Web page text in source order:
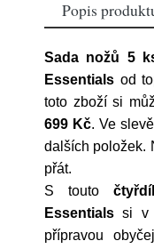
Popis
Sada nožů 5
Essentials od
toto zboží si
699 Kč. Ve
dalších položek.
přát.
S touto
Essentials si v
přípravou